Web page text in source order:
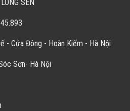
SEN
- Cửa Đông - Hoàn Kiếm - Hà Nội
Sơn- Hà Nội